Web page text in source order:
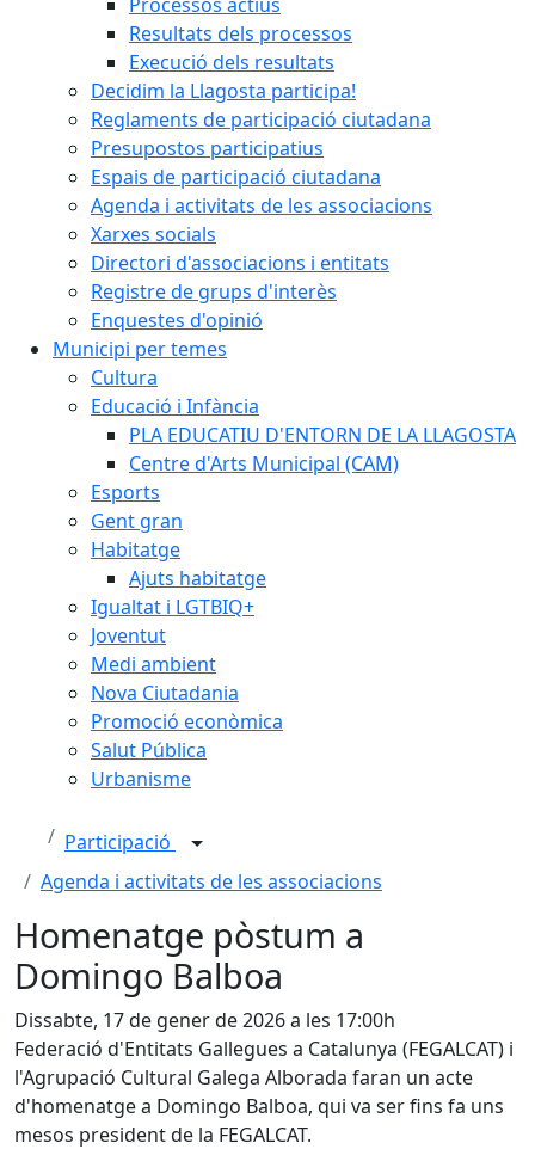
Resultats dels processos
Execució dels resultats
Decidim la Llagosta participa!
Reglaments de participació ciutadana
Presupostos participatius
Espais de participació ciutadana
Agenda i activitats de les associacions
Xarxes socials
Directori d'associacions i entitats
Registre de grups d'interès
Enquestes d'opinió
Municipi per temes
Cultura
Educació i Infància
PLA EDUCATIU D'ENTORN DE LA LLAGOSTA
Centre d'Arts Municipal (CAM)
Esports
Gent gran
Habitatge
Ajuts habitatge
Igualtat i LGTBIQ+
Joventut
Medi ambient
Nova Ciutadania
Promoció econòmica
Salut Pública
Urbanisme
Participació
Agenda i activitats de les associacions
Homenatge pòstum a
Domingo Balboa
Dissabte, 17 de gener de 2026 a les 17:00h
Federació d'Entitats Gallegues a Catalunya (FEGALCAT) i
l'Agrupació Cultural Galega Alborada faran un acte
d'homenatge a Domingo Balboa, qui va ser fins fa uns
mesos president de la FEGALCAT.